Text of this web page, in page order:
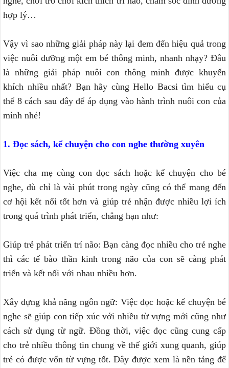
hợp lý…
Vậy vì sao những giải pháp này lại đem đến hiệu quả trong
việc nuôi dưỡng một em bé thông minh, nhanh nhạy? Đâu
là những giải pháp nuôi con thông minh được khuyến
khích nhiều nhất? Bạn hãy cùng Hello Bacsi tìm hiểu cụ
thể 8 cách sau đây để áp dụng vào hành trình nuôi con của
mình nhé!
1. Đọc sách, kể chuyện cho con nghe thường xuyên
Việc cha mẹ cùng con đọc sách hoặc kể chuyện cho bé
nghe, dù chỉ là vài phút trong ngày cũng có thể mang đến
cơ hội kết nối tốt hơn và giúp trẻ nhận được nhiều lợi ích
trong quá trình phát triển, chẳng hạn như:
Giúp trẻ phát triển trí não: Bạn càng đọc nhiều cho trẻ nghe
thì các tế bào thần kinh trong não của con sẽ càng phát
triển và kết nối với nhau nhiều hơn.
Xây dựng khả năng ngôn ngữ: Việc đọc hoặc kể chuyện bé
nghe sẽ giúp con tiếp xúc với nhiều từ vựng mới cũng như
cách sử dụng từ ngữ. Đồng thời, việc đọc cũng cung cấp
cho trẻ nhiều thông tin chung về thế giới xung quanh, giúp
trẻ có được vốn từ vựng tốt. Đây được xem là nền tảng để